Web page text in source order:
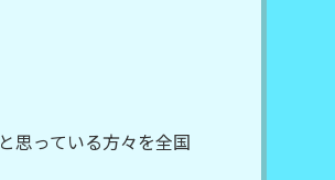
思っている方々を全国